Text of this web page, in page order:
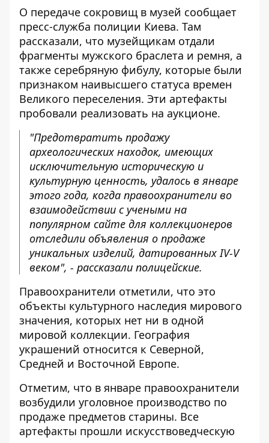
О передаче сокровищ в музей сообщает
пресс-служба полиции Киева. Там
рассказали, что музейщикам отдали
фрагменты мужского браслета и ремня, а
также серебряную фибулу, которые были
признаком наивысшего статуса времен
Великого переселения. Эти артефакты
пробовали реализовать на аукционе.
"Предотвратить продажу
археологических находок, имеющих
исключительную историческую и
культурную ценность, удалось в январе
этого года, когда правоохранители во
взаимодействии с учеными на
популярном сайте для коллекционеров
отследили объявления о продаже
уникальных изделий, датированных IV-V
веком", - рассказали полицейские.
Правоохранители отметили, что это
объекты культурного наследия мирового
значения, которых нет ни в одной
мировой коллекции. География
украшений относится к Северной,
Средней и Восточной Европе.
Отметим, что в январе правоохранители
возбудили уголовное производство по
продаже предметов старины. Все
артефакты прошли искусствоведческую